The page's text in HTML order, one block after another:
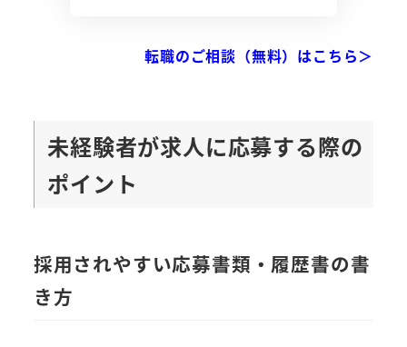
転職のご相談（無料）はこちら＞
未経験者が求人に応募する際の
ポイント
採用されやすい応募書類・履歴書の書
き方